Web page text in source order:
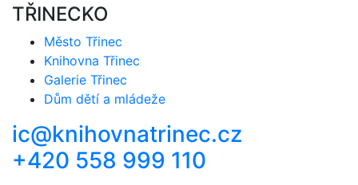
TŘINECKO
Město Třinec
Knihovna Třinec
Galerie Třinec
Dům dětí a mládeže
ic@knihovnatrinec.cz
+420 558 999 110